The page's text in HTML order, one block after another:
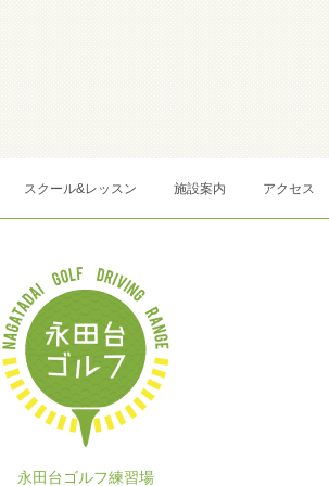
スクール&レッスン 施設案内 アクセス
永田台ゴルフ練習場